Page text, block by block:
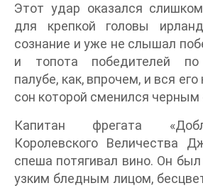
Этот удар оказался
для крепкой головы
сознание и уже не слышал
и топота победителей по
палубе, как, впрочем, и вся
сон которой сменился
Капитан фрегата
Королевского Величества
спеша потягивал вино. Он
узким бледным лицом,